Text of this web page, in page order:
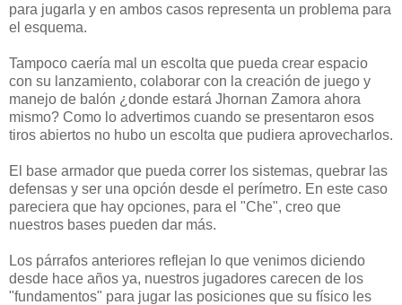
para jugarla y en ambos casos representa un problema para
el esquema.
Tampoco caería mal un escolta que pueda crear espacio
con su lanzamiento, colaborar con la creación de juego y
manejo de balón ¿donde estará Jhornan Zamora ahora
mismo? Como lo advertimos cuando se presentaron esos
tiros abiertos no hubo un escolta que pudiera aprovecharlos.
El base armador que pueda correr los sistemas, quebrar las
defensas y ser una opción desde el perímetro. En este caso
pareciera que hay opciones, para el "Che", creo que
nuestros bases pueden dar más.
Los párrafos anteriores reflejan lo que venimos diciendo
desde hace años ya, nuestros jugadores carecen de los
"fundamentos" para jugar las posiciones que su físico les